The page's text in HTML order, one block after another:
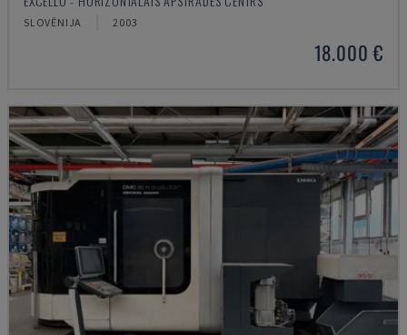
SLOVĒNIJA 2003
18.000 €